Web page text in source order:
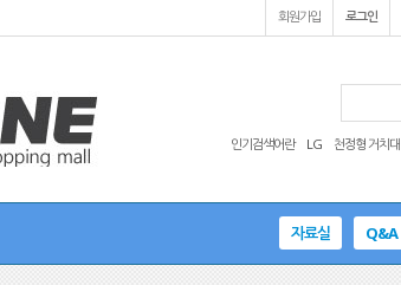
회원가입 로그인
인기검색어란 LG 천정형 거치대
자료실 Q&A